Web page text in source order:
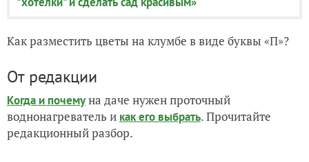
Как разместить цветы на клумбе в виде буквы «П»?
От редакции
Когда и почемуна даче нужен проточный
воднонагреватель и как его выбрать. Прочитайте
редакционный разбор.